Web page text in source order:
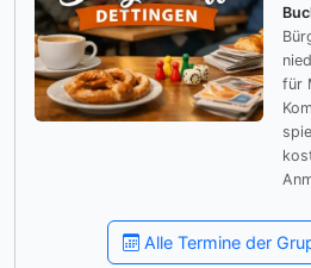
für
Alle Termine der